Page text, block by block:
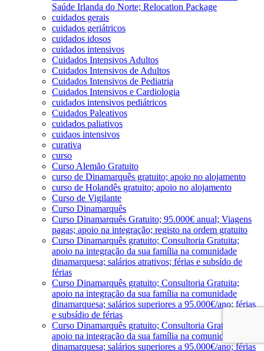
Saúde Irlanda do Norte; Relocation Package
cuidados gerais
cuidados geriátricos
cuidados idosos
cuidados intensivos
Cuidados Intensivos Adultos
Cuidados Intensivos de Adultos
Cuidados Intensivos de Pediatria
Cuidados Intensivos e Cardiologia
cuidados intensivos pediátricos
Cuidados Paleativos
cuidados paliativos
cuidaos intensivos
curativa
curso
Curso Alemão Gratuito
curso de Dinamarquês gratuito; apoio no alojamento
curso de Holandês gratuito; apoio no alojamento
Curso de Vigilante
Curso Dinamarquês
Curso Dinamarquês Gratuito; 95.000€ anual; Viagens
pagas; apoio na integração; registo na ordem gratuito
Curso Dinamarquês gratuito; Consultoria Gratuita;
apoio na integração da sua família na comunidade
dinamarquesa; salários atrativos; férias e subsído de
férias
Curso Dinamarquês gratuito; Consultoria Gratuita;
apoio na integração da sua família na comunidade
dinamarquesa; salários superiores a 95.000€/ano; férias
e subsídio de férias
Curso Dinamarquês gratuito; Consultoria Gratuita;
apoio na integração da sua família na comunidade
dinamarquesa; salários superiores a 95.000€/ano; férias